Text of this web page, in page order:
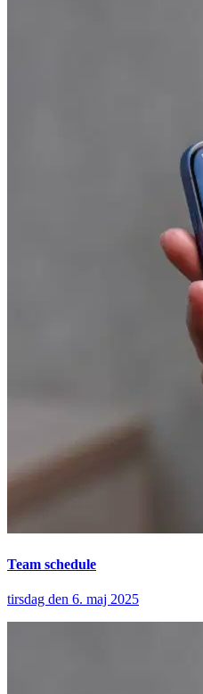
Team schedule
tirsdag den 6. maj 2025